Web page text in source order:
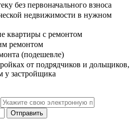
без первоначального взноса
недвижимости в нужном
квартиры с ремонтом
ремонтом
(подешевле)
от подрядчиков и дольщиков,
у застройщика
Отправить